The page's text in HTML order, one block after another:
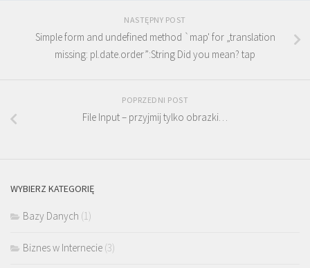
NASTĘPNY POST
Simple form and undefined method `map' for „translation
missing: pl.date.order”:String Did you mean? tap
POPRZEDNI POST
File Input – przyjmij tylko obrazki…
WYBIERZ KATEGORIĘ
Bazy Danych (1)
Biznes w Internecie (3)